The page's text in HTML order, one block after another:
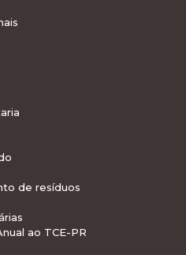
de resíduos
ao TCE-PR